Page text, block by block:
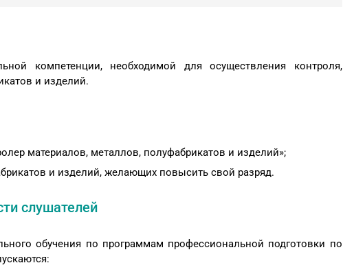
компетенции, необходимой для осуществления контроля,
и изделий.
материалов, металлов, полуфабрикатов и изделий»;
и изделий, желающих повысить свой разряд.
слушателей
обучения по программам профессиональной подготовки по